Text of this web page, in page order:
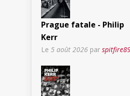
Prague fatale - Philip
Kerr
Le 5 août 2026 par